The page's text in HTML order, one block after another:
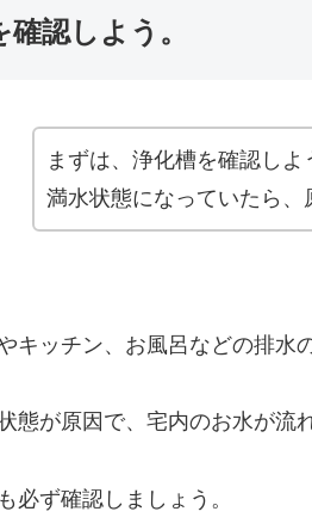
認しよう。
まずは、浄化槽を確認しよ
満水状態になっていたら、
キッチン、お風呂などの排水
態が原因で、宅内のお水が流
必ず確認しましょう。